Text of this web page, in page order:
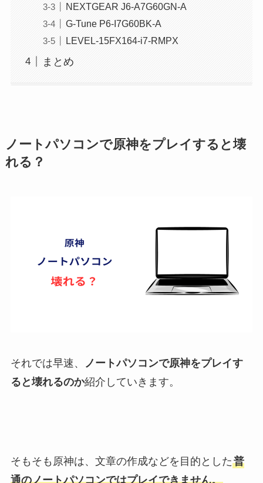
NEXTGEAR J6-A7G60GN-A
G-Tune P6-I7G60BK-A
LEVEL-15FX164-i7-RMPX
まとめ
ノートパソコンで原神をプレイすると壊
れる？
それでは早速、
ノートパソコンで原神をプレイす
ると壊れるのか紹介していきます。
そもそも原神は、文章の作成などを目的とした普
通のノートパソコンではプレイできません。